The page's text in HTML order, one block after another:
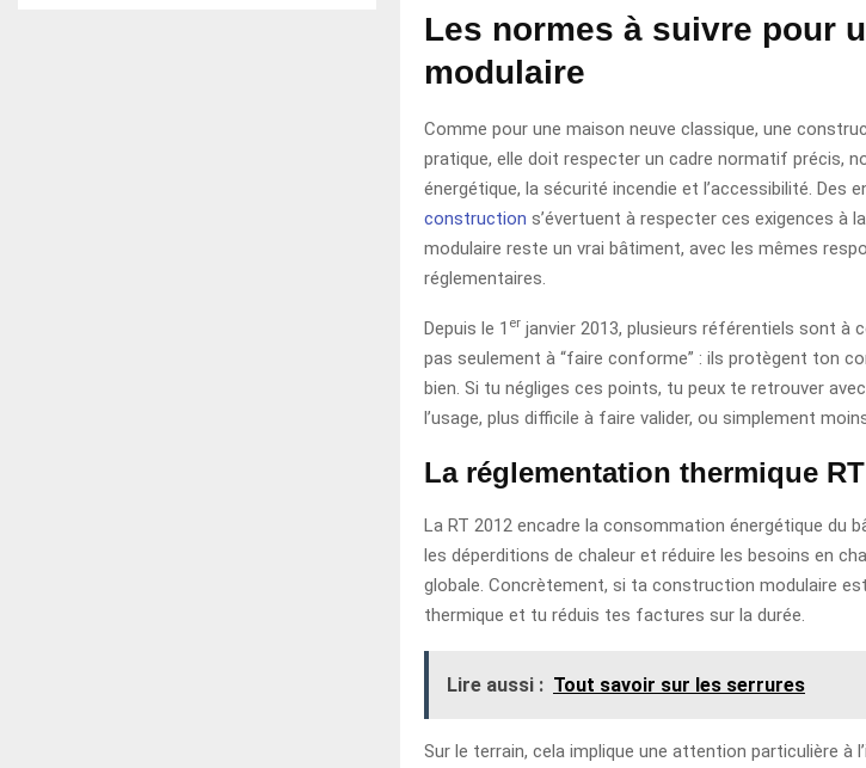
Les normes à suivre pour
modulaire
Comme pour une maison neuve classique, une
pratique, elle doit respecter un cadre normatif précis,
énergétique, la sécurité incendie et l’accessibilité. Des
construction s’évertuent à respecter ces exigences à
modulaire reste un vrai bâtiment, avec les mêmes
réglementaires.
Depuis le 1 er janvier 2013, plusieurs référentiels sont à
pas seulement à “faire conforme” : ils protègent ton
bien. Si tu négliges ces points, tu peux te retrouver
l’usage, plus difficile à faire valider, ou simplement
La réglementation thermique
La RT 2012 encadre la consommation énergétique du
les déperditions de chaleur et réduire les besoins en
globale. Concrètement, si ta construction modulaire
thermique et tu réduis tes factures sur la durée.
Lire aussi : Tout savoir sur les serrures
Sur le terrain, cela implique une attention particulière à